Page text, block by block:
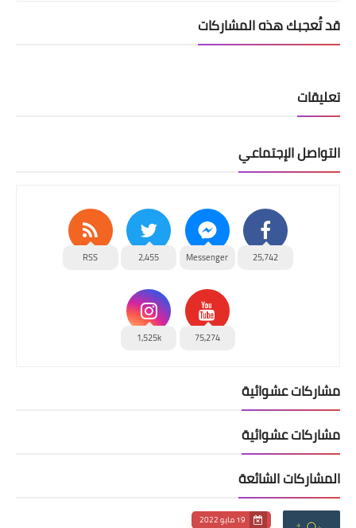
قد تُعجبك هذه المشاركات
تعليقات
التواصل الإجتماعي
25,742
Messenger
2,455
RSS
75,274
1,525k
مشاركات عشوائية
مشاركات عشوائية
المشاركات الشائعة
19 مايو 2022